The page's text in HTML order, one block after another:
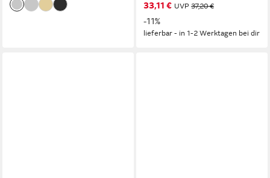
33,11 € UVP 37,20 €
-11%
lieferbar - in 1-2 Werktagen bei dir